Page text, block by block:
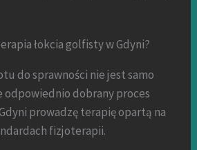
łokcia golfisty w Gdyni?
do sprawności nie jest samo
odpowiednio dobrany proces
prowadzę terapię opartą na
fizjoterapii.